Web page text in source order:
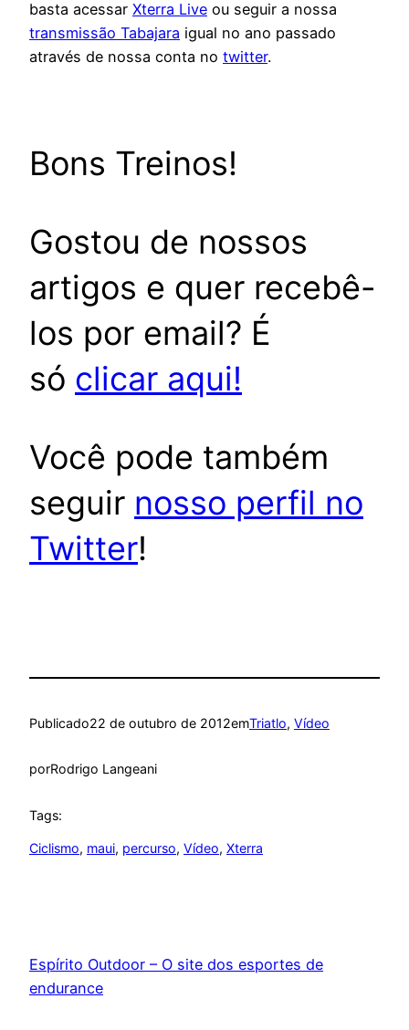
basta acessar Xterra Live ou seguir a nossa
transmissão Tabajara igual no ano passado
através de nossa conta no twitter.
Bons Treinos!
Gostou de nossos
artigos e quer recebê-
los por email? É
só clicar aqui!
Você pode também
seguir nosso perfil no
Twitter!
Publicado22 de outubro de 2012emTriatlo, Vídeo
porRodrigo Langeani
Tags:
Ciclismo, maui, percurso, Vídeo, Xterra
Espírito Outdoor – O site dos esportes de
endurance